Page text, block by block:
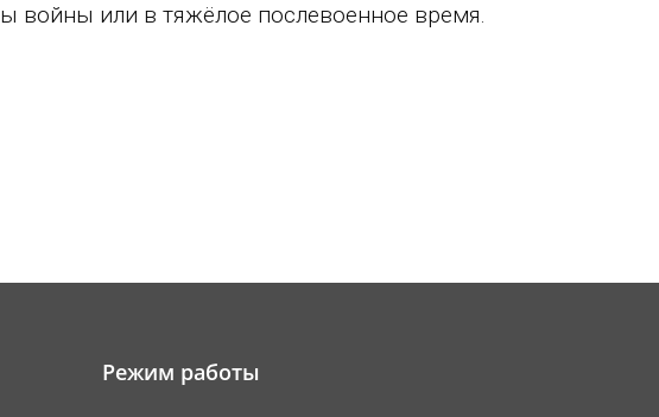
войны или в тяжёлое послевоенное время.
Режим работы